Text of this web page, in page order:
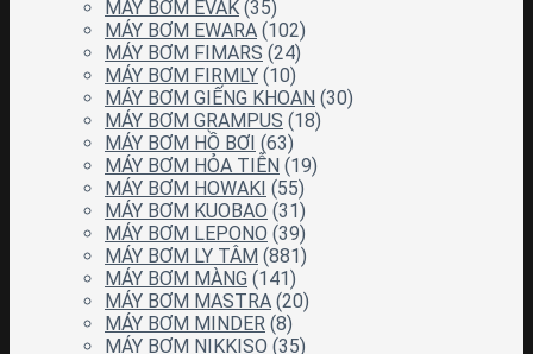
MÁY BƠM EVAK (35)
MÁY BƠM EWARA (102)
MÁY BƠM FIMARS (24)
MÁY BƠM FIRMLY (10)
MÁY BƠM GIẾNG KHOAN (30)
MÁY BƠM GRAMPUS (18)
MÁY BƠM HỒ BƠI (63)
MÁY BƠM HỎA TIỄN (19)
MÁY BƠM HOWAKI (55)
MÁY BƠM KUOBAO (31)
MÁY BƠM LEPONO (39)
MÁY BƠM LY TÂM (881)
MÁY BƠM MÀNG (141)
MÁY BƠM MASTRA (20)
MÁY BƠM MINDER (8)
MÁY BƠM NIKKISO (35)